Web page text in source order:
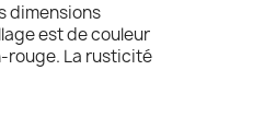
dimensions
est de couleur
rouge. La rusticité